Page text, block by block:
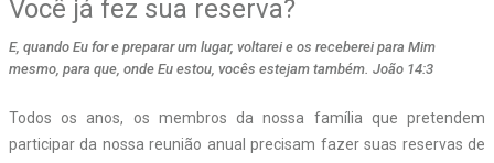
Você já fez sua reserva?
E, quando Eu for e preparar um lugar, voltarei e os receberei para Mim
mesmo, para que, onde Eu estou, vocês estejam também. João 14:3
Todos os anos, os membros da nossa família que pretendem
participar da nossa reunião anual precisam fazer suas reservas de